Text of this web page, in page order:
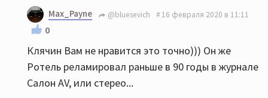
Max_Payne @bluesevich 16 февраля 2020 в 11:11
0
Клячин Вам не нравится это точно))) Он же
Ротель реламировал раньше в 90 годы в журнале
Салон AV, или стерео...